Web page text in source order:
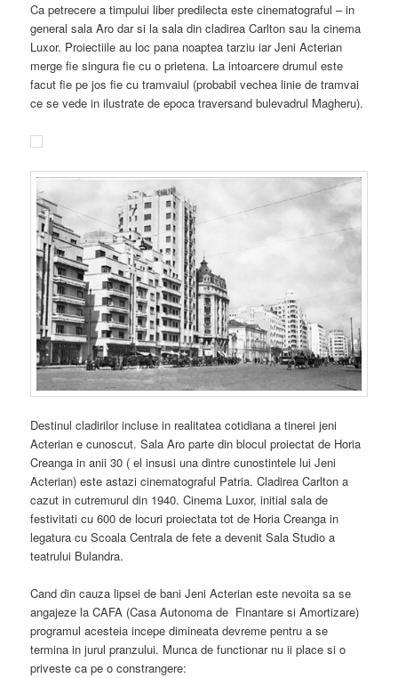
Ca petrecere a timpului liber predilecta este cinematograful – in
general sala Aro dar si la sala din cladirea Carlton sau la cinema
Luxor. Proiectiile au loc pana noaptea tarziu iar Jeni Acterian
merge fie singura fie cu o prietena. La intoarcere drumul este
facut fie pe jos fie cu tramvaiul (probabil vechea linie de tramvai
ce se vede in ilustrate de epoca traversand bulevadrul Magheru).
Destinul cladirilor incluse in realitatea cotidiana a tinerei jeni
Acterian e cunoscut. Sala Aro parte din blocul proiectat de Horia
Creanga in anii 30 ( el insusi una dintre cunostintele lui Jeni
Acterian) este astazi cinematograful Patria. Cladirea Carlton a
cazut in cutremurul din 1940. Cinema Luxor, initial sala de
festivitati cu 600 de locuri proiectata tot de Horia Creanga in
legatura cu Scoala Centrala de fete a devenit Sala Studio a
teatrului Bulandra.
Cand din cauza lipsei de bani Jeni Acterian este nevoita sa se
angajeze la CAFA (Casa Autonoma de Finantare si Amortizare)
programul acesteia incepe dimineata devreme pentru a se
termina in jurul pranzului. Munca de functionar nu ii place si o
priveste ca pe o constrangere: